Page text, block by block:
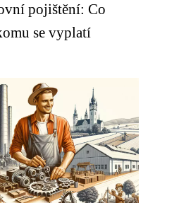
pojištění: Co
se vyplatí